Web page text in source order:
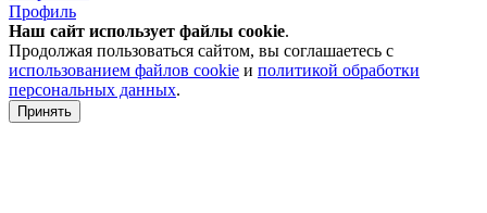
Профиль
Наш сайт использует файлы cookie.
Продолжая пользоваться сайтом, вы соглашаетесь с
использованием файлов cookie и политикой обработки
персональных данных.
Принять